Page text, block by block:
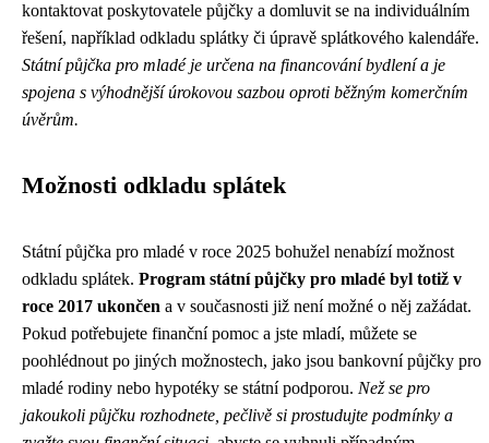
kontaktovat poskytovatele půjčky a domluvit se na individuálním
řešení, například odkladu splátky či úpravě splátkového kalendáře.
Státní půjčka pro mladé je určena na financování bydlení a je
spojena s výhodnější úrokovou sazbou oproti běžným komerčním
úvěrům.
Možnosti odkladu splátek
Státní půjčka pro mladé v roce 2025 bohužel nenabízí možnost
odkladu splátek. Program státní půjčky pro mladé byl totiž v
roce 2017 ukončen a v současnosti již není možné o něj zažádat.
Pokud potřebujete finanční pomoc a jste mladí, můžete se
poohlédnout po jiných možnostech, jako jsou bankovní půjčky pro
mladé rodiny nebo hypotéky se státní podporou. Než se pro
jakoukoli půjčku rozhodnete, pečlivě si prostudujte podmínky a